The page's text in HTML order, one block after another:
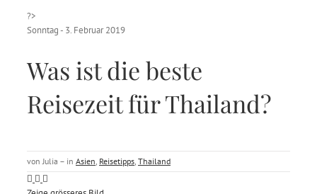
?>
Sonntag - 3. Februar 2019
Was ist die beste
Reisezeit für Thailand?
von Julia – in Asien Reisetipps Thailand